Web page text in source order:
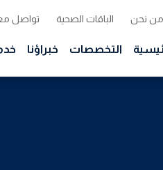
من نحن الباقات الصحية تواصل
التخصصات خبراؤنا